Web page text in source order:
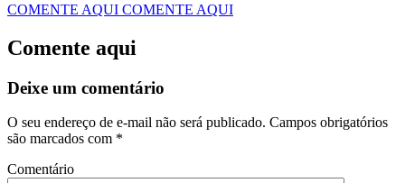
COMENTE AQUI COMENTE AQUI
Comente aqui
Deixe um comentário
O seu endereço de e-mail não será publicado. Campos obrigatórios
são marcados com *
Comentário